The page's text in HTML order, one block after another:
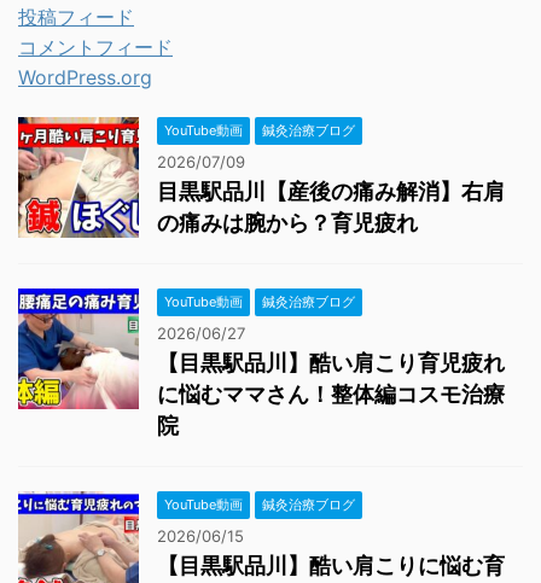
投稿フィード
コメントフィード
WordPress.org
YouTube動画 鍼灸治療ブログ
2026/07/09
目黒駅品川【産後の痛み解消】右肩
の痛みは腕から？育児疲れ
YouTube動画 鍼灸治療ブログ
2026/06/27
【目黒駅品川】酷い肩こり育児疲れ
に悩むママさん！整体編コスモ治療
院
YouTube動画 鍼灸治療ブログ
2026/06/15
【目黒駅品川】酷い肩こりに悩む育